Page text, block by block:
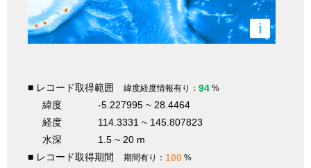
i
■ レコード取得範囲 緯度経度情報有り： 94 %
緯度
-5.227995 ~ 28.4464
経度
114.3331 ~ 145.807823
水深
1.5 ~ 20 m
■ レコード取得期間
期間有り： 100 %